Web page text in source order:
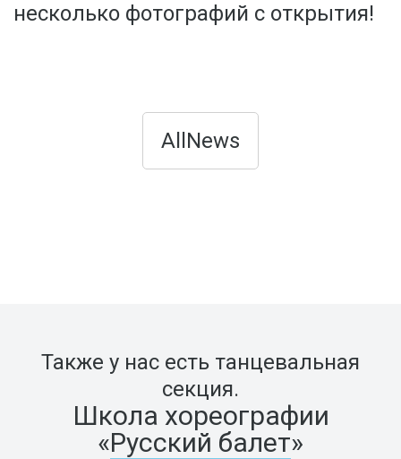
несколько фотографий с открытия!
AllNews
Также у нас есть танцевальная
секция.
Школа хореографии
«Русский балет»